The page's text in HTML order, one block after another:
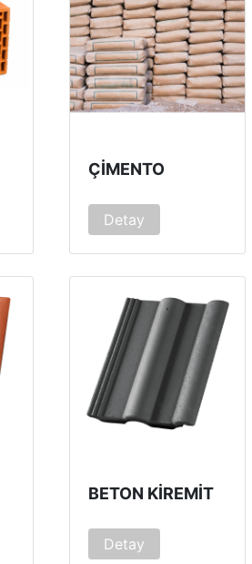
ÇIMENTO
Detay
BETON KIREMIT
Detay